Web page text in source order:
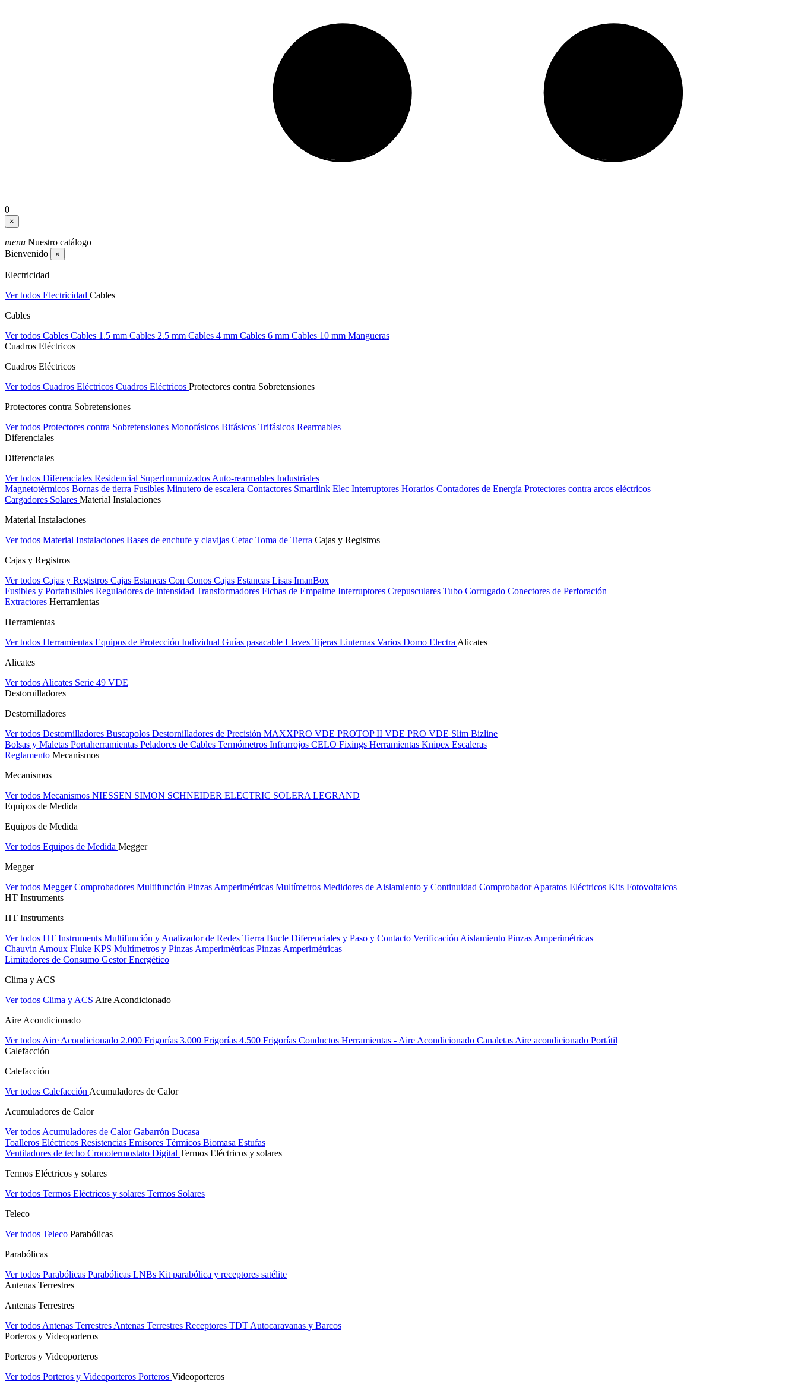
0
×
menu Nuestro catálogo
Bienvenido
×
Electricidad
Ver todos Electricidad Cables
Cables
Ver todos Cables Cables 1.5 mm Cables 2.5 mm Cables 4 mm Cables 6 mm Cables 10 mm Mangueras
Cuadros Eléctricos
Cuadros Eléctricos
Ver todos Cuadros Eléctricos Cuadros Eléctricos Protectores contra Sobretensiones
Protectores contra Sobretensiones
Ver todos Protectores contra Sobretensiones Monofásicos Bifásicos Trifásicos Rearmables
Diferenciales
Diferenciales
Ver todos Diferenciales Residencial SuperInmunizados Auto-rearmables Industriales
Magnetotérmicos Bornas de tierra Fusibles Minutero de escalera Contactores Smartlink Elec Interruptores Horarios Contadores de Energía Protectores contra arcos eléctricos
Cargadores Solares Material Instalaciones
Material Instalaciones
Ver todos Material Instalaciones Bases de enchufe y clavijas Cetac Toma de Tierra Cajas y Registros
Cajas y Registros
Ver todos Cajas y Registros Cajas Estancas Con Conos Cajas Estancas Lisas ImanBox
Fusibles y Portafusibles Reguladores de intensidad Transformadores Fichas de Empalme Interruptores Crepusculares Tubo Corrugado Conectores de Perforación
Extractores Herramientas
Herramientas
Ver todos Herramientas Equipos de Protección Individual Guías pasacable Llaves Tijeras Linternas Varios Domo Electra Alicates
Alicates
Ver todos Alicates Serie 49 VDE
Destornilladores
Destornilladores
Ver todos Destornilladores Buscapolos Destornilladores de Precisión MAXXPRO VDE PROTOP II VDE PRO VDE Slim Bizline
Bolsas y Maletas Portaherramientas Peladores de Cables Termómetros Infrarrojos CELO Fixings Herramientas Knipex Escaleras
Reglamento Mecanismos
Mecanismos
Ver todos Mecanismos NIESSEN SIMON SCHNEIDER ELECTRIC SOLERA LEGRAND
Equipos de Medida
Equipos de Medida
Ver todos Equipos de Medida Megger
Megger
Ver todos MeggerComprobadores Multifunción Pinzas Amperimétricas Multímetros Medidores de Aislamiento y Continuidad Comprobador Aparatos Eléctricos Kits Fotovoltaicos
HT Instruments
HT Instruments
Ver todos HT Instruments Multifunción y Analizador de Redes Tierra Bucle Diferenciales y Paso y Contacto Verificación Aislamiento Pinzas Amperimétricas
Chauvin Arnoux Fluke KPS Multímetros y Pinzas Amperimétricas Pinzas Amperimétricas
Limitadores de Consumo Gestor Energético
Clima y ACS
Ver todos Clima y ACS Aire Acondicionado
Aire Acondicionado
Ver todos Aire Acondicionado 2.000 Frigorías 3.000 Frigorías 4.500 Frigorías Conductos Herramientas - Aire Acondicionado Canaletas Aire acondicionado Portátil
Calefacción
Calefacción
Ver todos Calefacción Acumuladores de Calor
Acumuladores de Calor
Ver todos Acumuladores de CalorGabarrón Ducasa
Toalleros Eléctricos Resistencias Emisores Térmicos Biomasa Estufas
Ventiladores de techo Cronotermostato Digital Termos Eléctricos y solares
Termos Eléctricos y solares
Ver todos Termos Eléctricos y solares Termos Solares
Teleco
Ver todos Teleco Parabólicas
Parabólicas
Ver todos Parabólicas Parabólicas LNBs Kit parabólica y receptores satélite
Antenas Terrestres
Antenas Terrestres
Ver todos Antenas Terrestres Antenas Terrestres Receptores TDT Autocaravanas y Barcos
Porteros y Videoporteros
Porteros y Videoporteros
Ver todos Porteros y Videoporteros Porteros Videoporteros